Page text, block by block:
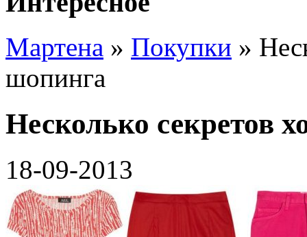
Мартена » Покупки »
шопинга
Несколько секретов
18-09-2013